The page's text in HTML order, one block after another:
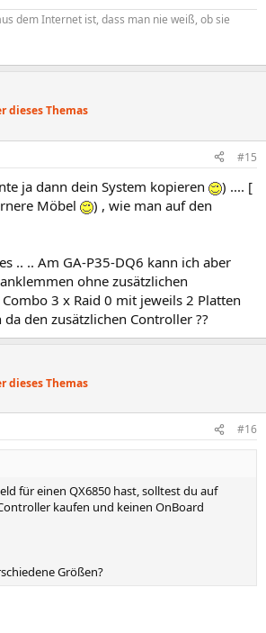
dem Internet ist, dass man nie weiß, ob sie
dieses Themas
#15
ja dann dein System kopieren
) .... [
Möbel
) , wie man auf den
.. .. Am GA-P35-DQ6 kann ich aber
ohne zusätzlichen
3 x Raid 0 mit jeweils 2 Platten
da den zusätzlichen Controller ??
dieses Themas
#16
für einen QX6850 hast, solltest du auf
kaufen und keinen OnBoard
Größen?